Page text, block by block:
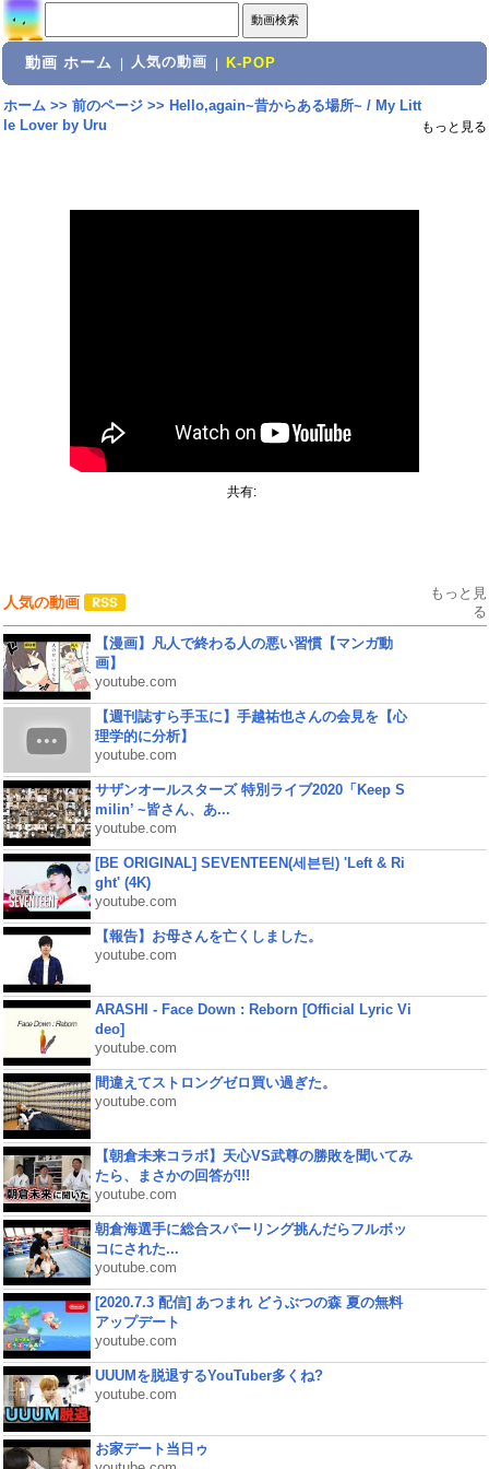
動画 ホーム 人気の動画 K-POP
ホーム>> 前のページ>> Hello,again~昔からある場所~ / My Litt
le Lover by Uru
もっと見る
共有:
人気の動画
もっと見
る
【漫画】凡人で終わる人の悪い習慣【マンガ動
画】
youtube.com
【週刊誌すら手玉に】手越祐也さんの会見を【心
理学的に分析】
youtube.com
サザンオールスターズ 特別ライブ2020「Keep S
milin’ ~皆さん、あ...
youtube.com
[BE ORIGINAL] SEVENTEEN(세븐틴) 'Left & Ri
ght' (4K)
youtube.com
【報告】お母さんを亡くしました。
youtube.com
ARASHI - Face Down : Reborn [Official Lyric Vi
deo]
youtube.com
間違えてストロングゼロ買い過ぎた。
youtube.com
【朝倉未来コラボ】天心VS武尊の勝敗を聞いてみ
たら、まさかの回答が!!!
youtube.com
朝倉海選手に総合スパーリング挑んだらフルボッ
コにされた...
youtube.com
[2020.7.3 配信] あつまれ どうぶつの森 夏の無料
アップデート
youtube.com
UUUMを脱退するYouTuber多くね?
youtube.com
お家デート当日ゥ